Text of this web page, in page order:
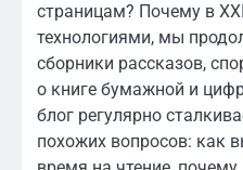
страницам? Почему в
технологиями, мы
сборники рассказов,
о книге бумажной и
блог регулярно
похожих вопросов: как